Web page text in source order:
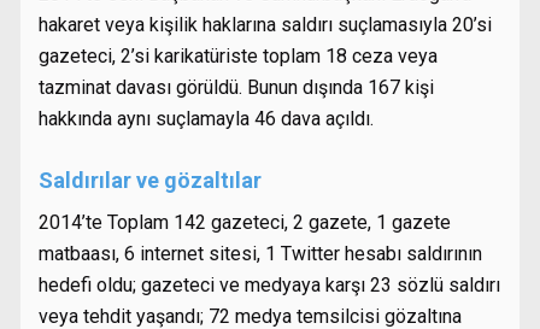
hakaret veya kişilik haklarına saldırı suçlamasıyla 20’si
gazeteci, 2’si karikatüriste toplam 18 ceza veya
tazminat davası görüldü. Bunun dışında 167 kişi
hakkında aynı suçlamayla 46 dava açıldı.
Saldırılar ve gözaltılar
2014’te Toplam 142 gazeteci, 2 gazete, 1 gazete
matbaası, 6 internet sitesi, 1 Twitter hesabı saldırının
hedefi oldu; gazeteci ve medyaya karşı 23 sözlü saldırı
veya tehdit yaşandı; 72 medya temsilcisi gözaltına